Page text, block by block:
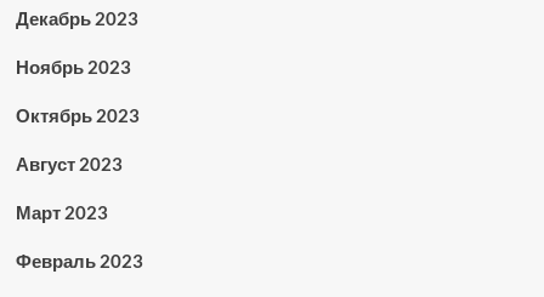
Декабрь 2023
Ноябрь 2023
Октябрь 2023
Август 2023
Март 2023
Февраль 2023